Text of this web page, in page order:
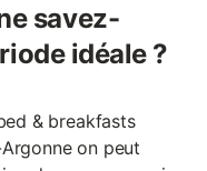
savez-
idéale ?
& breakfasts
on peut